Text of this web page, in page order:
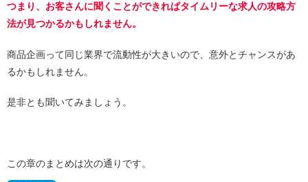
つまり、お客さんに聞くことができればタイムリーな求人の攻略方
法が見つかるかもしれません。
商品企画って同じ業界で流動性が大きいので、意外とチャンスがあ
るかもしれません。
是非とも聞いてみましょう。
この章のまとめは次の通りです。